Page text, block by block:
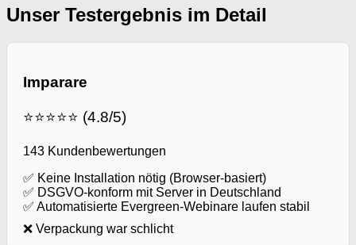
Unser Testergebnis im Detail
Imparare
⭐⭐⭐⭐⭐ (4.8/5)
143 Kundenbewertungen
✅ Keine Installation nötig (Browser-basiert)
✅ DSGVO-konform mit Server in Deutschland
✅ Automatisierte Evergreen-Webinare laufen stabil
❌ Verpackung war schlicht